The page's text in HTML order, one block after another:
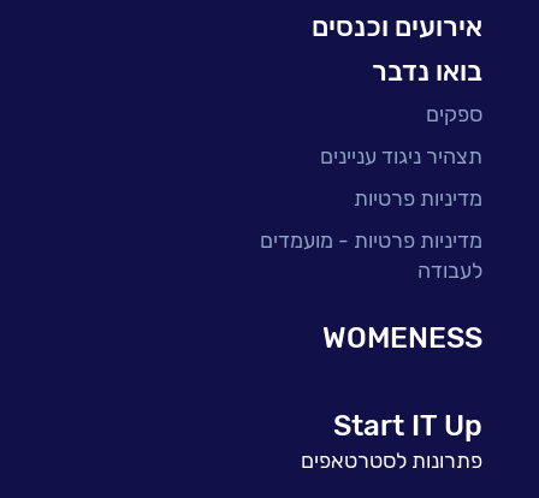
אירועים וכנסים
בואו נדבר
ספקים
תצהיר ניגוד עניינים
מדיניות פרטיות
מדיניות פרטיות - מועמדים
לעבודה
WOMENESS
Start IT Up
פתרונות לסטרטאפים